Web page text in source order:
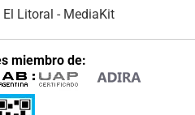
Litoral - MediaKit
miembro de: